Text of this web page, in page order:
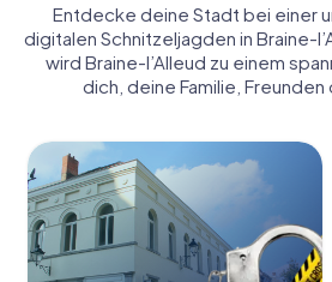
Entdecke deine Stadt bei einer
digitalen Schnitzeljagden in Braine-
wird Braine-l’Alleud zu einem
dich, deine Familie, Freunden